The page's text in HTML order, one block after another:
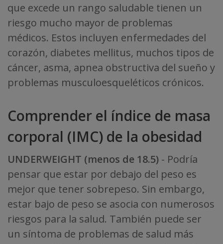
que excede un rango saludable tienen un
riesgo mucho mayor de problemas
médicos. Estos incluyen enfermedades del
corazón, diabetes mellitus, muchos tipos de
cáncer, asma, apnea obstructiva del sueño y
problemas musculoesqueléticos crónicos.
Comprender el índice de masa
corporal (IMC) de la obesidad
UNDERWEIGHT (menos de 18.5) - Podría
pensar que estar por debajo del peso es
mejor que tener sobrepeso. Sin embargo,
estar bajo de peso se asocia con numerosos
riesgos para la salud. También puede ser
un síntoma de problemas de salud más